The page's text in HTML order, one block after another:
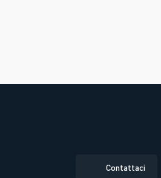
Contattaci